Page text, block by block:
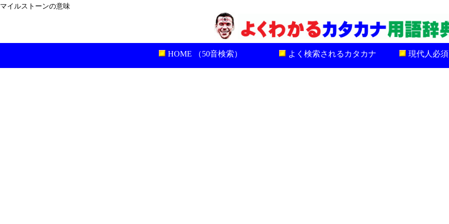
マイルストーンの意味
HOME （50音検索） よく検索されるカタカナ 現代人必